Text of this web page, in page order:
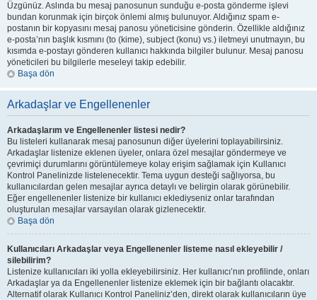
Üzgünüz. Aslında bu mesaj panosunun sunduğu e-posta gönderme işlevi
bundan korunmak için birçok önlemi almış bulunuyor. Aldığınız spam e-
postanın bir kopyasını mesaj panosu yöneticisine gönderin. Özellikle aldığınız
e-posta’nın başlık kısmını (to (kime), subject (konu) vs.) iletmeyi unutmayın, bu
kısımda e-postayı gönderen kullanıcı hakkında bilgiler bulunur. Mesaj panosu
yöneticileri bu bilgilerle meseleyi takip edebilir.
Başa dön
Arkadaşlar ve Engellenenler
Arkadaşlarım ve Engellenenler listesi nedir?
Bu listeleri kullanarak mesaj panosunun diğer üyelerini toplayabilirsiniz.
Arkadaşlar listenize eklenen üyeler, onlara özel mesajlar göndermeye ve
çevrimiçi durumlarını görüntülemeye kolay erişim sağlamak için Kullanıcı
Kontrol Panelinizde listelenecektir. Tema uygun desteği sağlıyorsa, bu
kullanıcılardan gelen mesajlar ayrıca detaylı ve belirgin olarak görünebilir.
Eğer engellenenler listenize bir kullanıcı eklediyseniz onlar tarafından
oluşturulan mesajlar varsayılan olarak gizlenecektir.
Başa dön
Kullanıcıları Arkadaşlar veya Engellenenler listeme nasıl ekleyebilir /
silebilirim?
Listenize kullanıcıları iki yolla ekleyebilirsiniz. Her kullanıcı’nın profilinde, onları
Arkadaşlar ya da Engellenenler listenize eklemek için bir bağlantı olacaktır.
Alternatif olarak Kullanıcı Kontrol Paneliniz’den, direkt olarak kullanıcıların üye